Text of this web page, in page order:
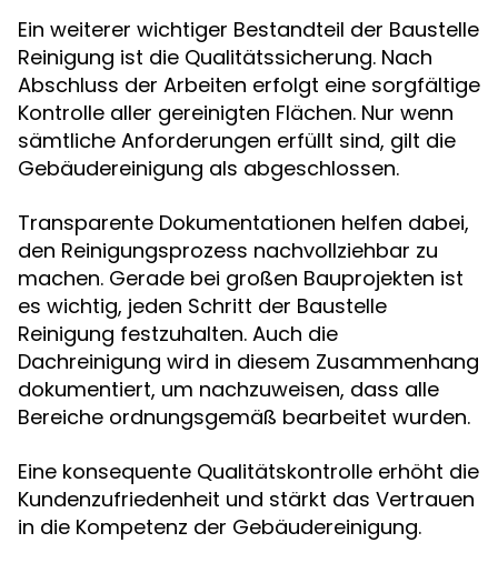
Ein weiterer wichtiger Bestandteil der Baustelle
Reinigung ist die Qualitätssicherung. Nach
Abschluss der Arbeiten erfolgt eine sorgfältige
Kontrolle aller gereinigten Flächen. Nur wenn
sämtliche Anforderungen erfüllt sind, gilt die
Gebäudereinigung als abgeschlossen.
Transparente Dokumentationen helfen dabei,
den Reinigungsprozess nachvollziehbar zu
machen. Gerade bei großen Bauprojekten ist
es wichtig, jeden Schritt der Baustelle
Reinigung festzuhalten. Auch die
Dachreinigung wird in diesem Zusammenhang
dokumentiert, um nachzuweisen, dass alle
Bereiche ordnungsgemäß bearbeitet wurden.
Eine konsequente Qualitätskontrolle erhöht die
Kundenzufriedenheit und stärkt das Vertrauen
in die Kompetenz der Gebäudereinigung.